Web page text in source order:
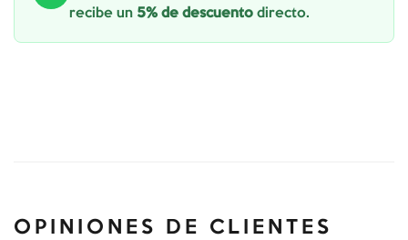
recibe un 5% de descuento directo.
OPINIONES DE CLIENTES